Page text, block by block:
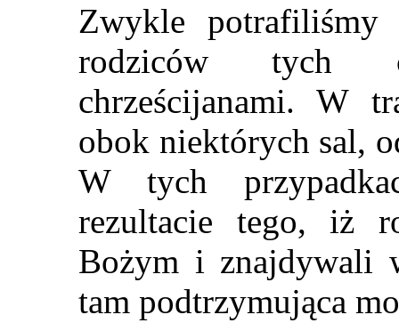
Zwykle potrafiliśmy
rodziców tych
chrześcijanami. W
obok niektórych sal,
W tych
rezultacie tego, iż
Bożym i znajdywali
tam podtrzymująca